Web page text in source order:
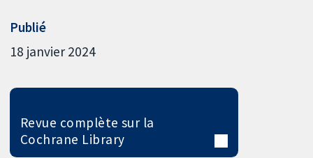
Publié
18 janvier 2024
Revue complète sur la
Cochrane Library